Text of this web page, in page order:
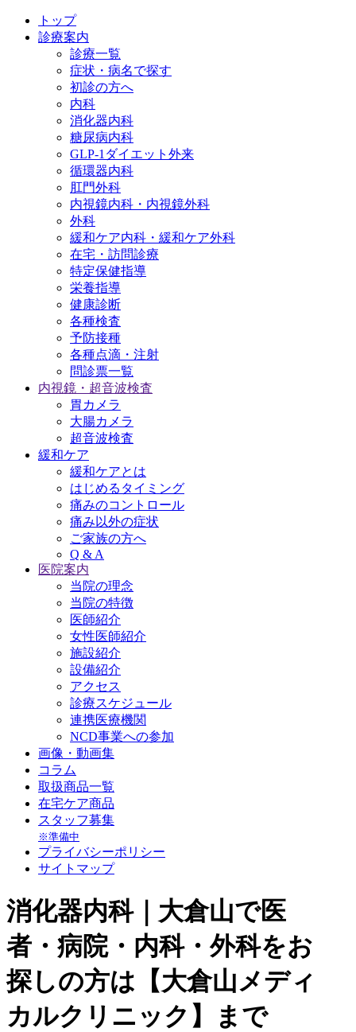
トップ
診療案内
診療一覧
症状・病名で探す
初診の方へ
内科
消化器内科
糖尿病内科
GLP‐1ダイエット外来
循環器内科
肛門外科
内視鏡内科・内視鏡外科
外科
緩和ケア内科・緩和ケア外科
在宅・訪問診療
特定保健指導
栄養指導
健康診断
各種検査
予防接種
各種点滴・注射
問診票一覧
内視鏡・超音波検査
胃カメラ
大腸カメラ
超音波検査
緩和ケア
緩和ケアとは
はじめるタイミング
痛みのコントロール
痛み以外の症状
ご家族の方へ
Q & A
医院案内
当院の理念
当院の特徴
医師紹介
女性医師紹介
施設紹介
設備紹介
アクセス
診療スケジュール
連携医療機関
NCD事業への参加
画像・動画集
コラム
取扱商品一覧
在宅ケア商品
スタッフ募集
※準備中
プライバシーポリシー
サイトマップ
消化器内科｜大倉山で医
者・病院・内科・外科をお
探しの方は【大倉山メディ
カルクリニック】まで